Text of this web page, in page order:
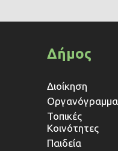
Δήμος
Διοίκηση
Οργανόγραμμα
Τοπικές
Κοινότητες
Παιδεία